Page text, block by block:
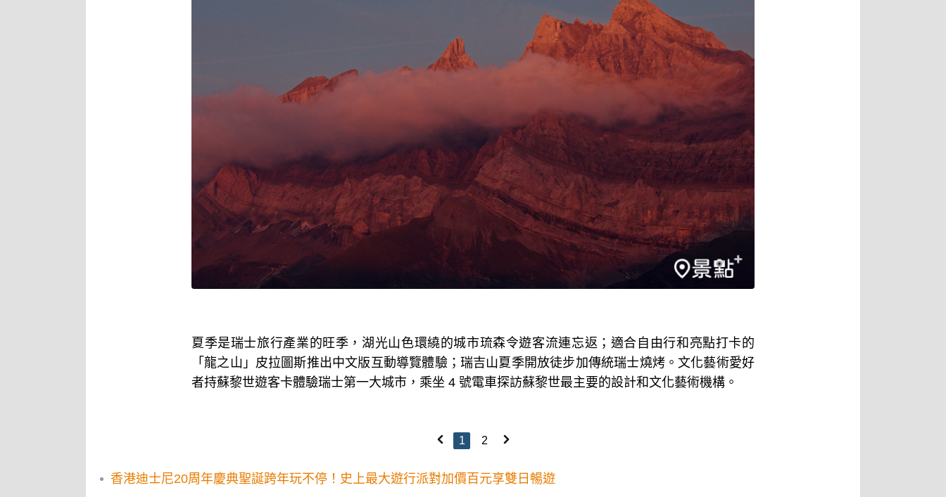
夏季是瑞士旅行產業的旺季，湖光山色環繞的城市琉森令遊客流連忘返；適合自由行和亮點打卡的
「龍之山」皮拉圖斯推出中文版互動導覽體驗；瑞吉山夏季開放徒步加傳統瑞士燒烤。文化藝術愛好
者持蘇黎世遊客卡體驗瑞士第一大城市，乘坐 4 號電車探訪蘇黎世最主要的設計和文化藝術機構。
1 2
香港迪士尼20周年慶典聖誕跨年玩不停！史上最大遊行派對加價百元享雙日暢遊